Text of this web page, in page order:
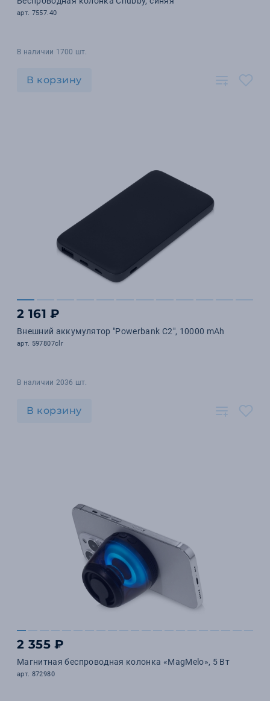
арт. 7557.40
В наличии 1700 шт.
В корзину
2 161 ₽
Внешний аккумулятор "Powerbank C2", 10000 mAh
арт. 597807clr
В наличии 2036 шт.
В корзину
2 355 ₽
Магнитная беспроводная колонка «MagMelo», 5 Вт
арт. 872980